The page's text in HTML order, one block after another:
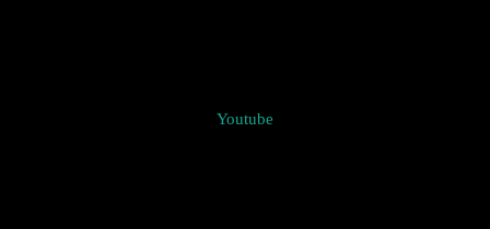
Youtube